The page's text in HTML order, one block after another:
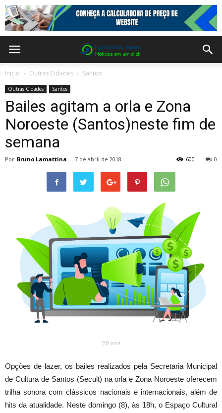
Inicio Outras Cidades Santos
Outras Cidades Santos
Bailes agitam a orla e Zona
Noroeste (Santos)neste fim de
semana
Por Bruno Lamattina - 7 de abril de 2018 0
600
SB post
Opções de lazer, os bailes realizados pela Secretaria Municipal
de Cultura de Santos (Secult) na orla e Zona Noroeste oferecem
trilha sonora com clássicos nacionais e internacionais, além de
hits da atualidade. Neste domingo (8), às 18h, o Espaço Cultural